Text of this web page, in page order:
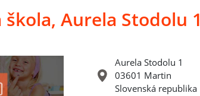
Aurela Stodolu 1
Aurela Stodolu 1
03601 Martin
Slovenská republika